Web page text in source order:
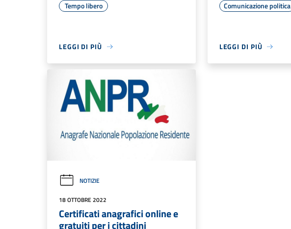
Tempo libero
LEGGI DI PIÙ
Comunicazione politica
LEGGI DI PIÙ
NOTIZIE
18 OTTOBRE 2022
Certificati anagrafici online e
gratuiti per i cittadini